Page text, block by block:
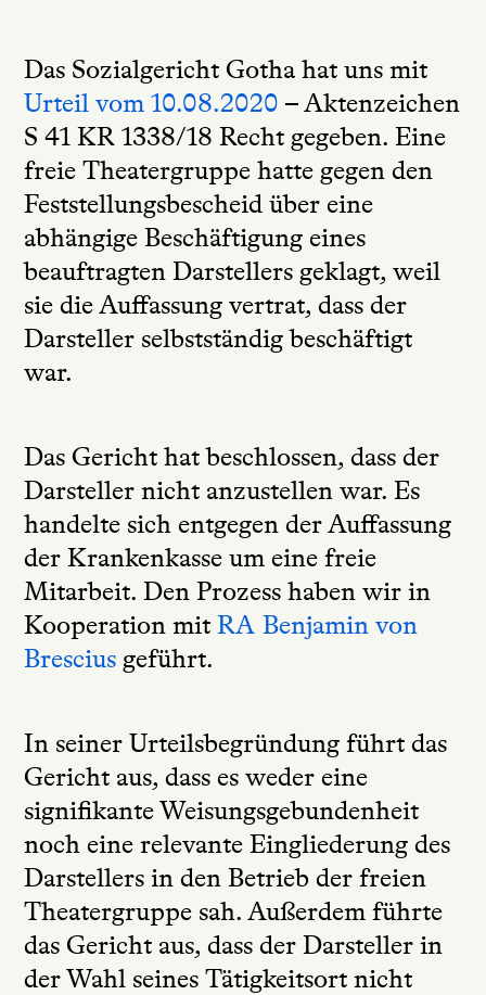
Das Sozialgericht Gotha hat uns mit
Urteil vom 10.08.2020 – Aktenzeichen
S 41 KR 1338/18 Recht gegeben. Eine
freie Theatergruppe hatte gegen den
Feststellungsbescheid über eine
abhängige Beschäftigung eines
beauftragten Darstellers geklagt, weil
sie die Auffassung vertrat, dass der
Darsteller selbstständig beschäftigt
war.
Das Gericht hat beschlossen, dass der
Darsteller nicht anzustellen war. Es
handelte sich entgegen der Auffassung
der Krankenkasse um eine freie
Mitarbeit. Den Prozess haben wir in
Kooperation mitRA Benjamin von
Brescius geführt.
In seiner Urteilsbegründung führt das
Gericht aus, dass es weder eine
signifikante Weisungsgebundenheit
noch eine relevante Eingliederung des
Darstellers in den Betrieb der freien
Theatergruppe sah. Außerdem führte
das Gericht aus, dass der Darsteller in
der Wahl seines Tätigkeitsort nicht